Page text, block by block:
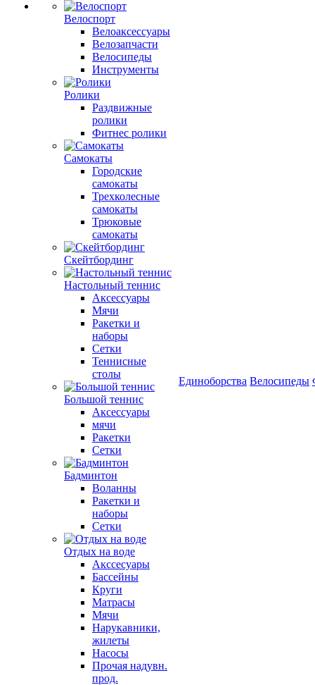
Велоспорт
Велоаксессуары
Велозапчасти
Велосипеды
Инструменты
Ролики
Раздвижные
ролики
Фитнес ролики
Самокаты
Городские
самокаты
Трехколесные
самокаты
Трюковые
самокаты
Скейтбординг
Настольный теннис
Аксессуары
Мячи
Ракетки и
наборы
Сетки
Теннисные
столы
Большой теннис
Аксессуары
мячи
Ракетки
Сетки
Бадминтон
Воланны
Ракетки и
наборы
Сетки
Отдых на воде
Акссесуары
Бассейны
Круги
Матрасы
Мячи
Нарукавники,
жилеты
Насосы
Прочая надувн.
прод.
Единоборства Велосипеды